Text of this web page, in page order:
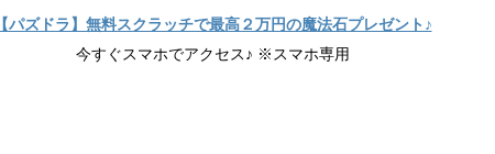
【パズドラ】無料スクラッチで最高２万円の魔法石プレゼント♪
今すぐスマホでアクセス♪ ※スマホ専用